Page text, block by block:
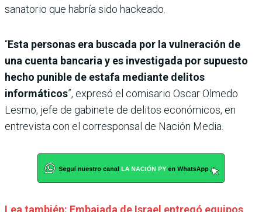
sanatorio que habría sido hackeado.
“Esta personas era buscada por la vulneración de
una cuenta bancaria y es investigada por supuesto
hecho punible de estafa mediante delitos
informáticos”, expresó el comisario Oscar Olmedo
Lesmo, jefe de gabinete de delitos económicos, en
entrevista con el corresponsal de Nación Media.
Lea también: Embajada de Israel entregó equipos